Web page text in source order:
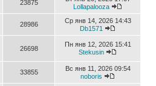
23875
Lollapalooza
28986
Ср янв 14, 2026 14:43
Db1571
26698
Пн янв 12, 2026 15:41
Stekusin
33855
Вс янв 11, 2026 09:54
noboris